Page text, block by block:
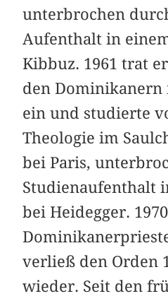
unterbrochen
Aufenthalt in
Kibbuz. 1961 trat
den
ein und studierte
Theologie im
bei Paris,
Studienaufenthalt
bei Heidegger.
verließ den Orden
wieder. Seit den